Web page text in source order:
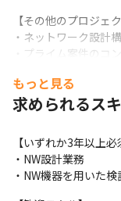
【その他のプロジェ
・ネットワーク設計
・プライム案件のコ
上記以外にも多数の
ル面談にて詳しくお
ます。
求人への応募や選考
ジェクトを探したい
です！お気軽に採用
もっと見る
求められるス
【いずれか3年以上必
・NW設計業務
・NW機器を用いた